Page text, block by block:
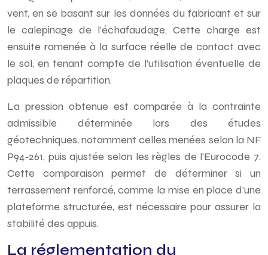
vent, en se basant sur les données du fabricant et sur
le calepinage de l’échafaudage. Cette charge est
ensuite ramenée à la surface réelle de contact avec
le sol, en tenant compte de l’utilisation éventuelle de
plaques de répartition.
La pression obtenue est comparée à la contrainte
admissible déterminée lors des études
géotechniques, notamment celles menées selon la NF
P94‑261, puis ajustée selon les règles de l’Eurocode 7.
Cette comparaison permet de déterminer si un
terrassement renforcé, comme la mise en place d’une
plateforme structurée, est nécessaire pour assurer la
stabilité des appuis.
La réglementation du